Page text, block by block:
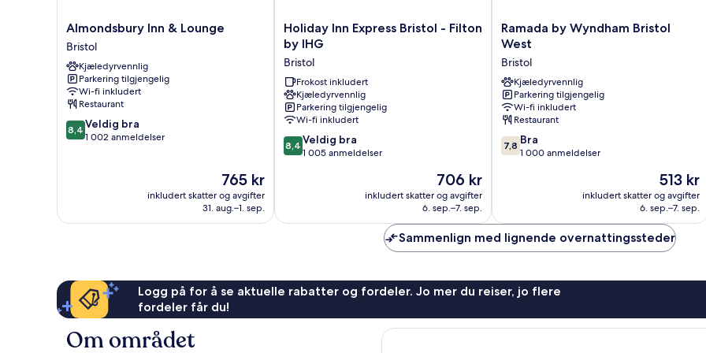
Almondsbury
Inn
&
Lounge
Bristol
Almondsbury Inn & Lounge
Bristol
Kjæledyrvennlig
Parkering tilgjengelig
Wi-fi inkludert
Restaurant
8.4
av
8,4 Veldig bra
1 002 anmeldelser
Prisen
er
765 kr
765 kr
inkludert skatter og avgifter
31. aug.–1. sep.
Holiday
Inn
Express
Bristol
-
Filton
by
IHG
Bristol
Holiday Inn Express Bristol - Filton
by IHG
Bristol
Frokost inkludert
Kjæledyrvennlig
Parkering tilgjengelig
Wi-fi inkludert
8.4
av
anmeldelser
8,4 Veldig bra
1 005 anmeldelser
Prisen
er
706 kr
706 kr
inkludert skatter og avgifter
6. sep.–7. sep.
Ramada
by
Bristol
West
Bristol
Ramada by Wyndham Bristol
West
Bristol
Kjæledyrvennlig
Parkering tilgjengelig
Wi-fi inkludert
Restaurant
7.8
av
7,8 Bra
1 000 anmeldelser
Prisen
er
513 kr
513 kr
inkludert skatter og avgifter
6. sep.–7. sep.
Sammenlign med lignende overnattingssteder
Logg på for å se aktuelle rabatter og fordeler. Jo mer du reiser, jo flere
fordeler får du!
Om området